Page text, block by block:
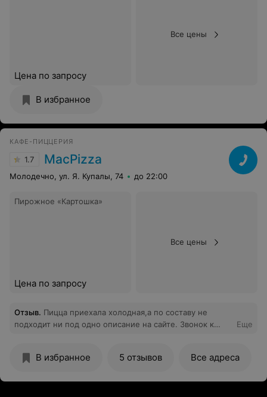
Цена по запросу
Все цены
В избранное
КАФЕ-ПИЦЦЕРИЯ
1.7 MacPizza
Молодечно, ул. Я. Купалы, 74 до 22:00
Пирожное «Картошка»
Цена по запросу
Все цены
Отзыв. Пицца приехала холодная,а по составу не
подходит ни под одно описание на сайте. Звонок к
Еще
В избранное 5 отзывов Все адреса